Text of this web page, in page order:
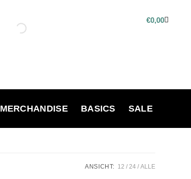
€0,00
MERCHANDISE BASICS SALE
ANSICHT: 12 24 ALLE